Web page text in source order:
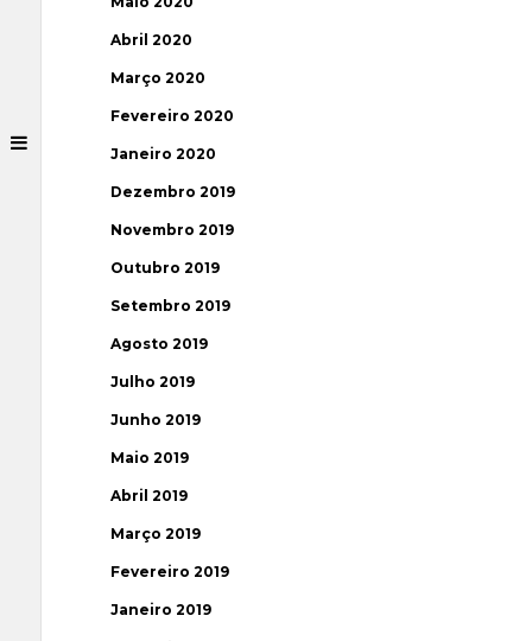
Abril 2020
Março 2020
Fevereiro 2020
Janeiro 2020
Dezembro 2019
Novembro 2019
Outubro 2019
Setembro 2019
Agosto 2019
Julho 2019
Junho 2019
Maio 2019
Abril 2019
Março 2019
Fevereiro 2019
Janeiro 2019